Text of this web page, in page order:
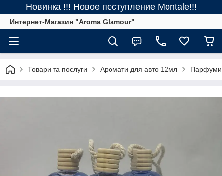
Новинка !!! Новое поступление Montale!!!
Интернет-Магазин "Aroma Glamour"
Товари та послуги Аромати для авто 12мл Парфуми